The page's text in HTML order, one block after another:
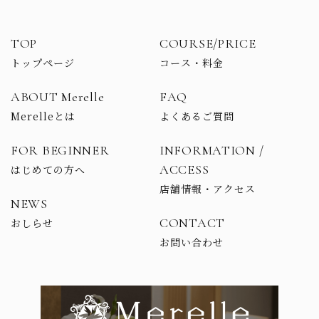
TOP
トップページ
ABOUT Merelle
Merelleとは
FOR BEGINNER
はじめての方へ
NEWS
おしらせ
COURSE/PRICE
コース・料金
FAQ
よくあるご質問
INFORMATION /
ACCESS
店舗情報・アクセス
CONTACT
お問い合わせ